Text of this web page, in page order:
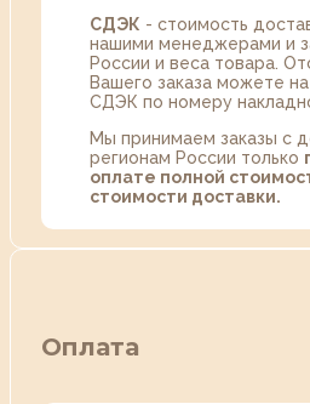
СДЭК - стоимость
нашими менеджерами и
России и веса товара.
Вашего заказа можете
СДЭК по номеру
Мы принимаем заказы с
регионам России только
оплате полной
стоимости доставки.
Оплата